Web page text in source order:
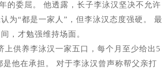
的委屈。 他透露，长子李泳汉坚决不允许
为“都是一家人”，但李泳汉态度强硬。 最
，才勉强维持场面。
供养李泳汉一家五口，每个月至少给出5
他在承担。 对于李泳汉曾声称帮父亲打